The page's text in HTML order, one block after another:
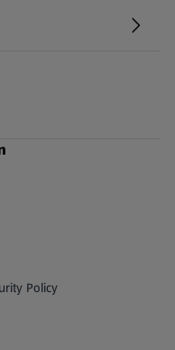
Policy
in einem neuen Tab)